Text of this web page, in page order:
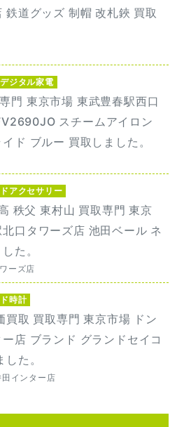
鉄道グッズ 制帽 改札鋏 買取
ジタル家電
門 東京市場 東武豊春駅西口
スチームアイロン
ド ブルー 買取しました。
アクセサリー
秩父 東村山 買取専門 東京
口タワーズ店 池田ベール ネ
た。
ーズ店
時計
買取 買取専門 東京市場 ドン
店 ブランド グランドセイコ
た。
田インター店